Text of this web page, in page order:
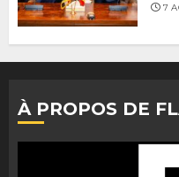
7
À PROPOS DE